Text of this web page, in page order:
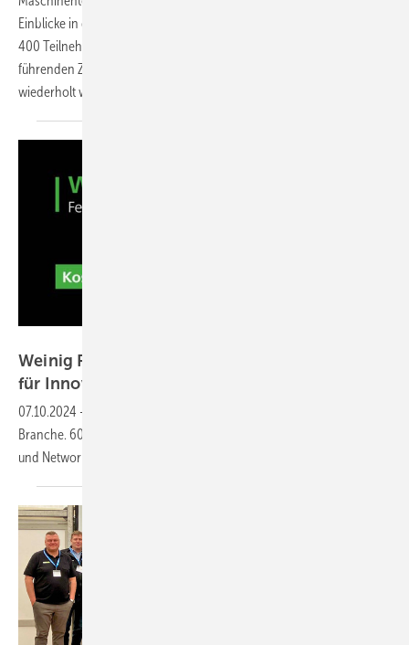
Einblicke in die Zukunft der Branche – und zugleich hatten die über
400 Teilnehmer reichlich Gelegenheit zum Netzwerken mit ca. 35
führenden Zuliefer-Unternehmen. Ein tolles Format, das wohl auch
wiederholtwird.
Weinig Fensterforum: Europas größte Plattform
für Innovationen im
07.10.2024 -
Branche. 600 Teilnehmende werden erwartet – welche Innovationen
und Networking-Möglichkeiten werden